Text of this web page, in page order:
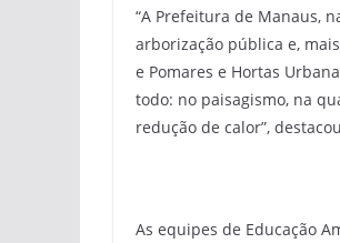
“A Prefeitura de Manaus,
arborização pública e,
e Pomares e Hortas
todo: no paisagismo, na
redução de calor”,
As equipes de Educação